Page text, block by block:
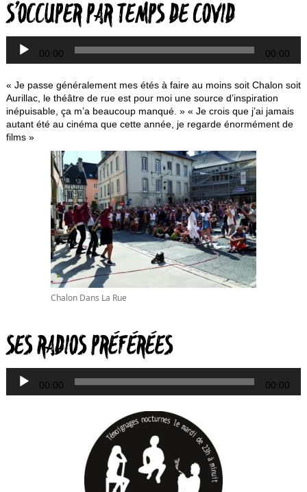
S’OCCUPER PAR TEMPS DE COVID
00:00 00:00
« Je passe généralement mes étés à faire au moins soit Chalon soit
Aurillac, le théâtre de rue est pour moi une source d’inspiration
inépuisable, ça m’a beaucoup manqué. » « Je crois que j’ai jamais
autant été au cinéma que cette année, je regarde énormément de
films »
Chalon Dans La Rue
SES RADIOS PRÉFÉRÉES
00:00 00:00